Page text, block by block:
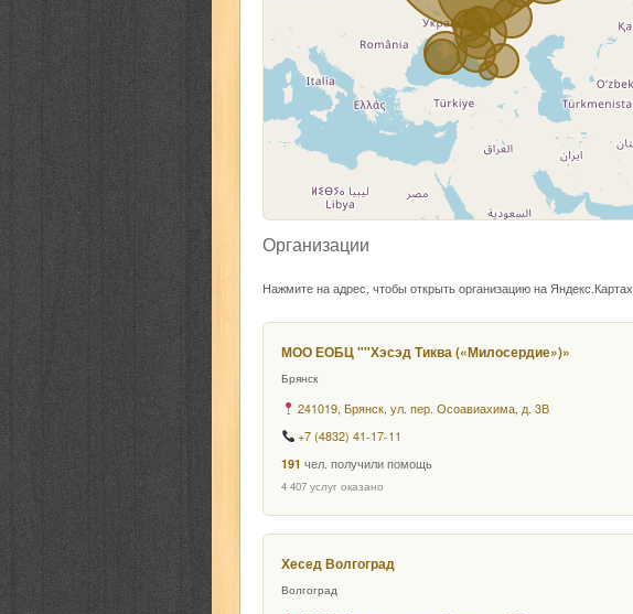
Организации
Нажмите на адрес, чтобы открыть организацию на Яндекс.Картах.
МОО ЕОБЦ ""Хэсэд Тиква («Милосердие»)»
Брянск
241019, Брянск, ул. пер. Осоавиахима, д. 3В
+7 (4832) 41-17-11
191 чел. получили помощь
4 407 услуг оказано
Хесед Волгоград
Волгоград